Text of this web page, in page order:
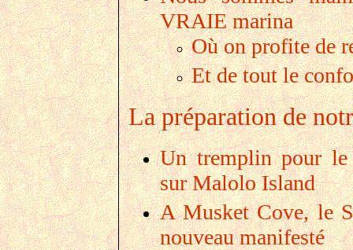
VRAIE marina
Où on profite de
Et de tout le
La préparation de
Un tremplin pour le
sur Malolo Island
A Musket Cove, le
nouveau manifesté